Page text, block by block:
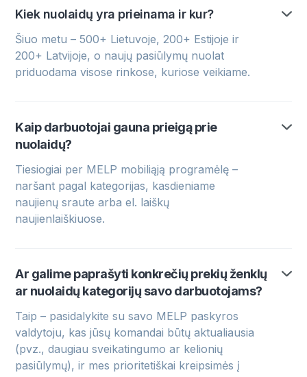
Kiek nuolaidų yra prieinama ir kur?
Šiuo metu – 500+ Lietuvoje, 200+ Estijoje ir
200+ Latvijoje, o naujų pasiūlymų nuolat
priduodama visose rinkose, kuriose veikiame.
Kaip darbuotojai gauna prieigą prie
nuolaidų?
Tiesiogiai per MELP mobiliąją programėlę –
naršant pagal kategorijas, kasdieniame
naujienų sraute arba el. laiškų
naujienlaiškiuose.
Ar galime paprašyti konkrečių prekių ženklų
ar nuolaidų kategorijų savo darbuotojams?
Taip – pasidalykite su savo MELP paskyros
valdytoju, kas jūsų komandai būtų aktualiausia
(pvz., daugiau sveikatingumo ar kelionių
pasiūlymų), ir mes prioritetiškai kreipsimės į